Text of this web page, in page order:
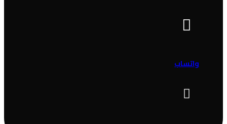
واتساب